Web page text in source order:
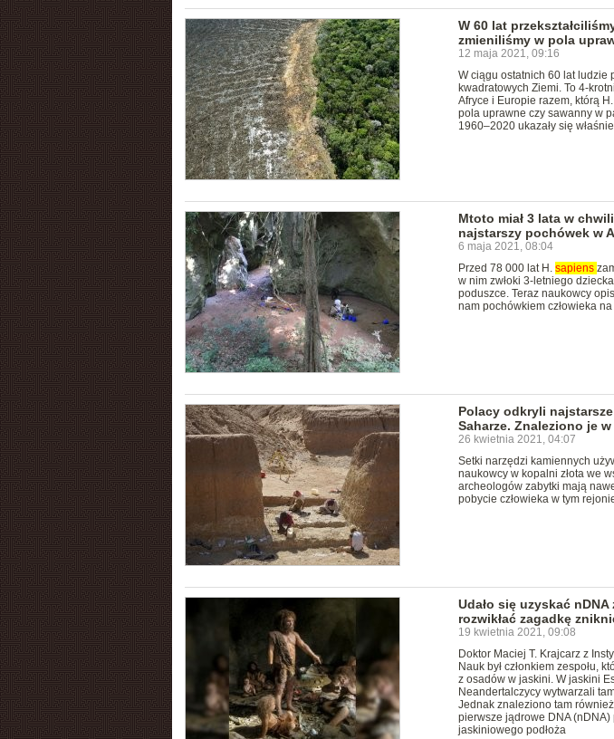
W 60 lat
zmieniliśmy w pola
12 maja 2021, 09:16
W ciągu ostatnich 60 lat ludzie
kwadratowych Ziemi. To 4-
Afryce i Europie razem, którą H.
pola uprawne czy sawanny w
1960–2020 ukazały się
Mtoto miał 3 lata w
najstarszy pochówek w
6 maja 2021, 08:04
Przed 78 000 lat H. sapiens
w nim zwłoki 3-letniego
poduszce. Teraz naukowcy
nam pochówkiem człowieka
Polacy odkryli
Saharze. Znaleziono je
26 kwietnia 2021, 04:07
Setki narzędzi kamiennych
naukowcy w kopalni złota we
archeologów zabytki mają
pobycie człowieka w tym
Udało się uzyskać
rozwikłać zagadkę
19 kwietnia 2021, 09:08
Doktor Maciej T. Krajcarz z
Nauk był członkiem zespołu,
z osadów w jaskini. W jaskini
Neandertalczycy wytwarzali
Jednak znaleziono tam
pierwsze jądrowe DNA
jaskiniowego podłoża